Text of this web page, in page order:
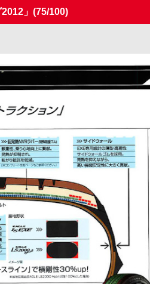
」 (75/100)